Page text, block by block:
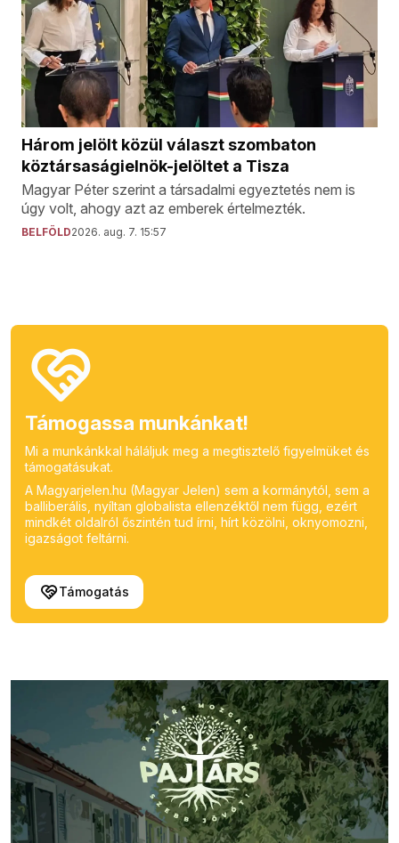
Három jelölt közül választ szombaton
köztársaságielnök-jelöltet a Tisza
Magyar Péter szerint a társadalmi egyeztetés nem is
úgy volt, ahogy azt az emberek értelmezték.
BELFÖLD2026. aug. 7. 15:57
Támogassa munkánkat!
Mi a munkánkkal háláljuk meg a megtisztelő figyelmüket és
támogatásukat.
A Magyarjelen.hu (Magyar Jelen) sem a kormánytól, sem a
balliberális, nyíltan globalista ellenzéktől nem függ, ezért
mindkét oldalról őszintén tud írni, hírt közölni, oknyomozni,
igazságot feltárni.
Támogatás